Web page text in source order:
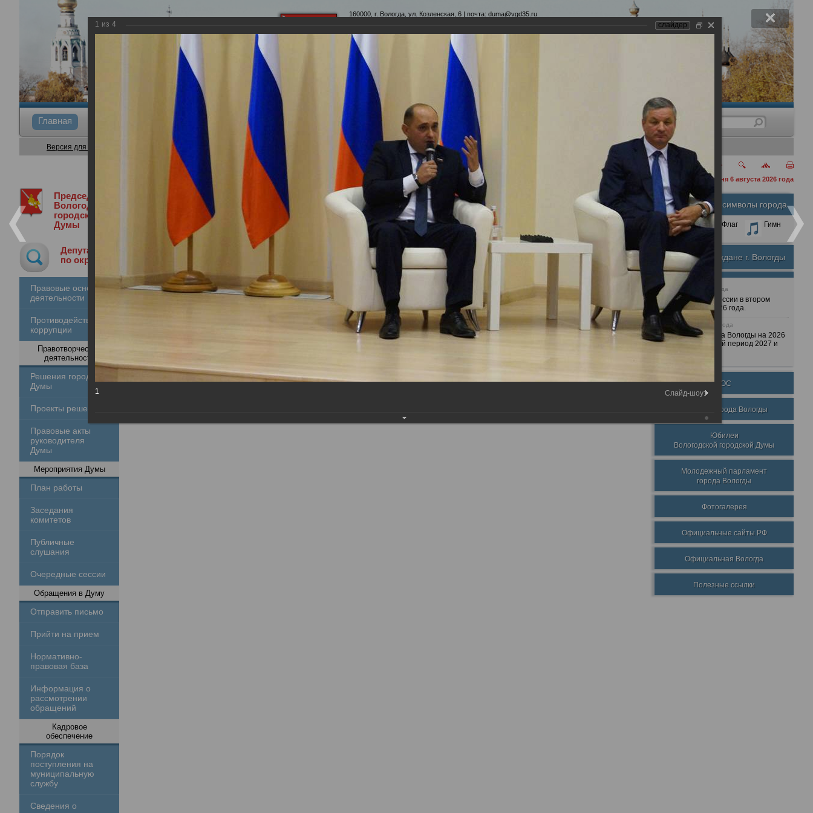
160000, г. Вологда, ул. Козленская, 6 | почта: duma@vgd35.ru
официальный сайт www.duma-vologda.ru
Главная Депутаты Комитеты График приема Контакты Депутатские объединения
Версия для слабовидящих
сегодня 6 августа 2026 года
Председатель
Вологодской
городской
Думы
Депутат
по округу
Правовые основы
деятельности
Противодействие
коррупции
Правотворческая
деятельность
Решения городской
Думы
Проекты решений
Правовые акты
руководителя
Думы
Мероприятия Думы
План работы
Заседания
комитетов
Публичные
слушания
Очередные сессии
Обращения в Думу
Отправить письмо
Прийти на прием
Нормативно-
правовая база
Информация о
рассмотрении
обращений
Кадровое
обеспечение
Порядок
поступления на
муниципальную
службу
Сведения о
Председатель Вологодской городской Думы
Областное собрание старост населенных пунктов Вологодской области
Размер шрифта: А
Областное собрание старост населенных пунктов Вологодской области
Официальные символы города
Герб Флаг Гимн
Почетные граждане г. Вологды
25 июня 2026 года
Очередные сессии в втором
полугодии 2026 года.
7 декабря 2025 года
Бюджет города Вологды на 2026
год и плановый период 2027 и
ТОС
Награды города Вологды
Юбилеи
Вологодской городской Думы
Молодежный парламент
города Вологды
Фотогалерея
Официальные сайты РФ
Официальная Вологда
Полезные ссылки
1 из 4 слайдер
1 Слайд-шоу: